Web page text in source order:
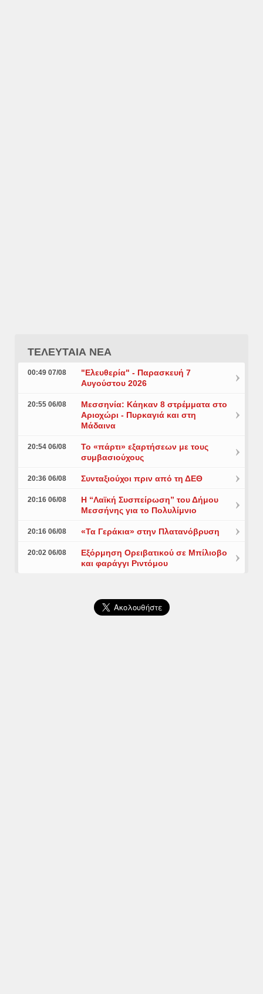
ΤΕΛΕΥΤΑΙΑ ΝΕΑ
00:49 07/08
"Ελευθερία" - Παρασκευή 7
Αυγούστου 2026
20:55 06/08
Μεσσηνία: Κάηκαν 8 στρέμματα στο
Αριοχώρι - Πυρκαγιά και στη
Μάδαινα
20:54 06/08
Το «πάρτι» εξαρτήσεων με τους
συμβασιούχους
20:36 06/08 Συνταξιούχοι πριν από τη ΔΕΘ
20:16 06/08
Η “Λαϊκή Συσπείρωση” του Δήμου
Μεσσήνης για το Πολυλίμνιο
20:16 06/08 «Τα Γεράκια» στην Πλατανόβρυση
20:02 06/08
Εξόρμηση Ορειβατικού σε Μπίλιοβο
και φαράγγι Ριντόμου